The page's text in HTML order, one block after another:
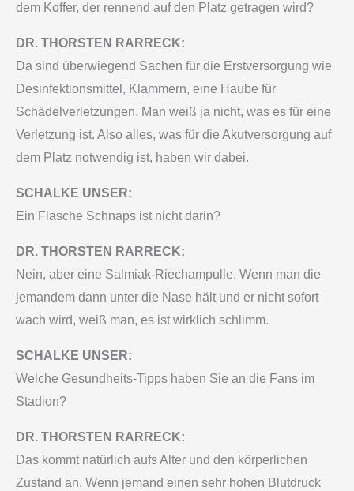
dem Koffer, der rennend auf den Platz getragen wird?
DR. THORSTEN RARRECK:
Da sind überwiegend Sachen für die Erstversorgung wie
Desinfektionsmittel, Klammern, eine Haube für
Schädelverletzungen. Man weiß ja nicht, was es für eine
Verletzung ist. Also alles, was für die Akutversorgung auf
dem Platz notwendig ist, haben wir dabei.
SCHALKE UNSER:
Ein Flasche Schnaps ist nicht darin?
DR. THORSTEN RARRECK:
Nein, aber eine Salmiak-Riechampulle. Wenn man die
jemandem dann unter die Nase hält und er nicht sofort
wach wird, weiß man, es ist wirklich schlimm.
SCHALKE UNSER:
Welche Gesundheits-Tipps haben Sie an die Fans im
Stadion?
DR. THORSTEN RARRECK:
Das kommt natürlich aufs Alter und den körperlichen
Zustand an. Wenn jemand einen sehr hohen Blutdruck